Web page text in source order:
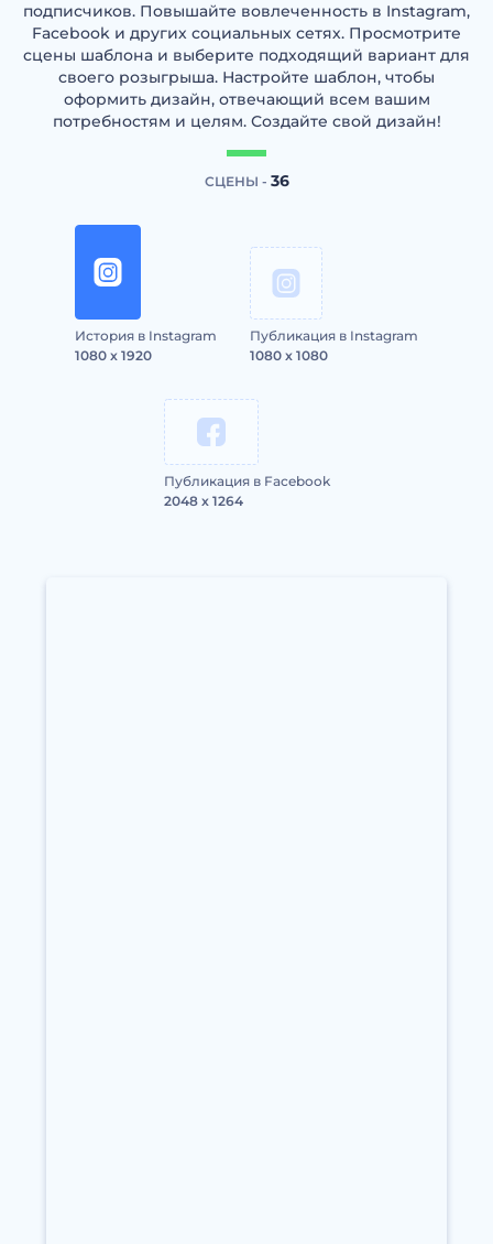
подписчиков. Повышайте вовлеченность в Instagram,
Facebook и других социальных сетях. Просмотрите
сцены шаблона и выберите подходящий вариант для
своего розыгрыша. Настройте шаблон, чтобы
оформить дизайн, отвечающий всем вашим
потребностям и целям. Создайте свой дизайн!
СЦЕНЫ - 36
История в Instagram
1080 x 1920
Публикация в Instagram
1080 x 1080
Публикация в Facebook
2048 x 1264